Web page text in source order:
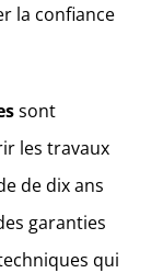
la confiance
sont
les travaux
de dix ans
garanties
qui